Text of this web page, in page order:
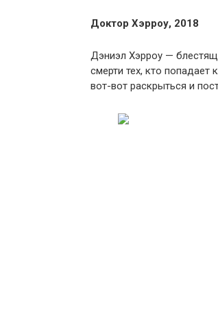
Доктор Хэрроу, 2018
Дэниэл Хэрроу —
смерти тех, кто
вот-вот раскрыться и